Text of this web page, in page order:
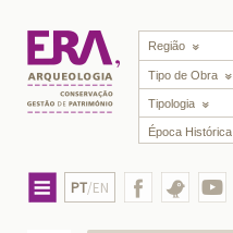
Região
Tipo de Obra
Tipologia
Época Histórica
PT/EN